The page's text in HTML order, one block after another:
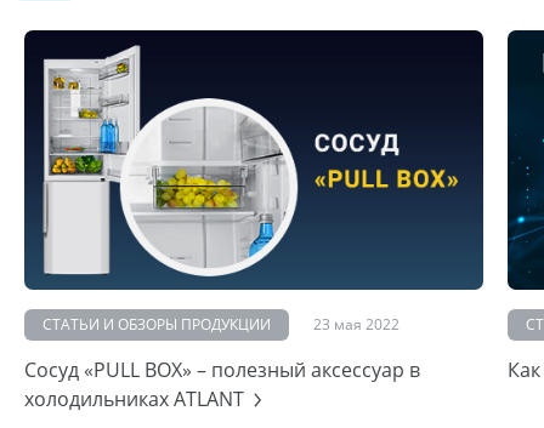
СТАТЬИ И ОБЗОРЫ ПРОДУКЦИИ 23 мая 2022
Сосуд «PULL BOX» – полезный аксессуар в
холодильниках ATLANT